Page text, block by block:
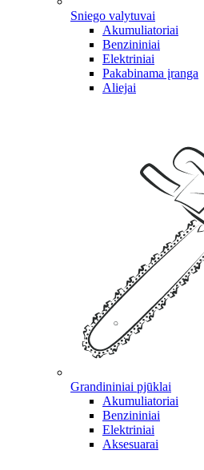
Sniego valytuvai
Akumuliatoriai
Benzininiai
Elektriniai
Pakabinama įranga
Aliejai
Grandininiai pjūklai
Akumuliatoriai
Benzininiai
Elektriniai
Aksesuarai